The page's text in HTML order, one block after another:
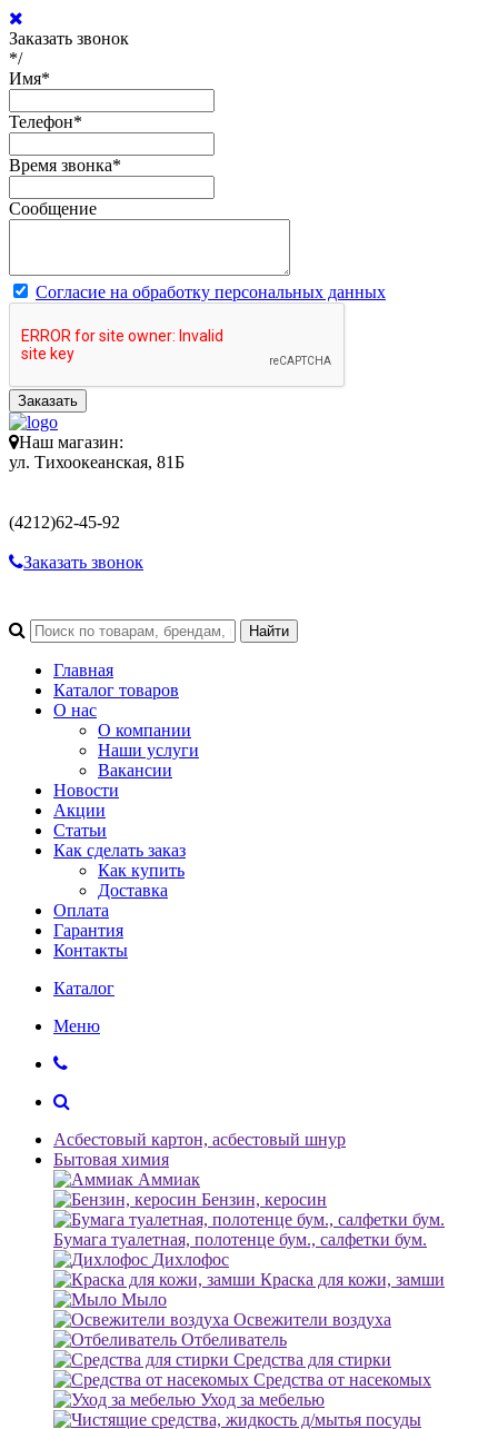
Заказать звонок
*/
Имя*
Телефон*
Время звонка*
Сообщение
Согласие на обработку персональных данных
Заказать
Наш магазин:
ул. Тихоокеанская, 81Б
(4212)62-45-92
Заказать звонок
Главная
Каталог товаров
О нас
О компании
Наши услуги
Вакансии
Новости
Акции
Статьи
Как сделать заказ
Как купить
Доставка
Оплата
Гарантия
Контакты
Каталог
Меню
Асбестовый картон, асбестовый шнур
Бытовая химия
Аммиак
Бензин, керосин
Бумага туалетная, полотенце бум., салфетки бум.
Дихлофос
Краска для кожи, замши
Мыло
Освежители воздуха
Отбеливатель
Средства для стирки
Средства от насекомых
Уход за мебелью